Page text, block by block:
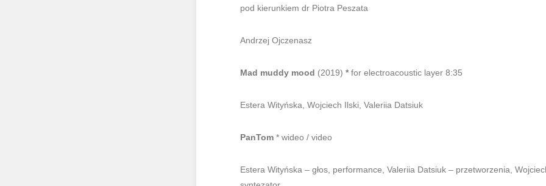
pod kierunkiem dr Piotra Peszata
Andrzej Ojczenasz
Mad muddy mood (2019) * for electroacoustic layer 8:35
Estera Wityńska, Wojciech Ilski, Valeriia Datsiuk
PanTom * wideo / video
Estera Wityńska – głos, performance, Valeriia Datsiuk – przetworzenia,